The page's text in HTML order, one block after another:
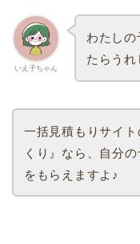
いえ子ちゃん
わたしの
たらうれ
一括見積もりサイ
くり』なら、自分
をもらえますよ♪